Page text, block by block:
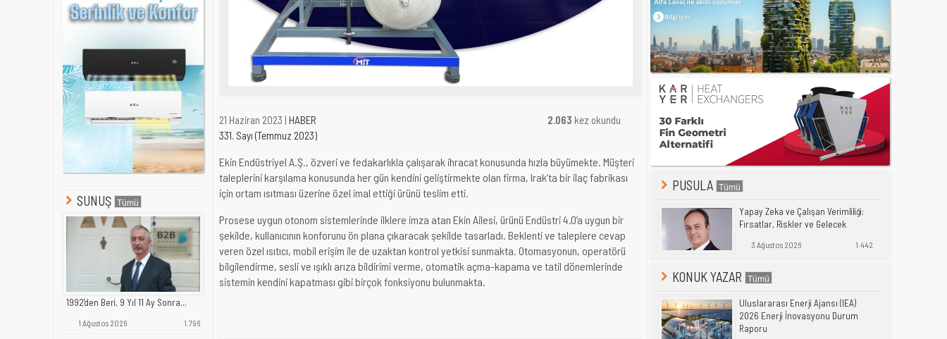
SUNUŞ
1992'den Beri, 9 Yıl 11 Ay Sonra...
1 Ağustos 2026 1.796
21 Haziran 2023 | HABER
331. Sayı (Temmuz 2023)
2.063 kez okundu
Ekin Endüstriyel A.Ş., özveri ve fedakarlıkla çalışarak ihracat konusunda hızla büyümekte. Müşteri
taleplerini karşılama konusunda her gün kendini geliştirmekte olan firma, Irak’ta bir ilaç fabrikası
için ortam ısıtması üzerine özel imal ettiği ürünü teslim etti.
Prosese uygun otonom sistemlerinde ilklere imza atan Ekin Ailesi, ürünü Endüstri 4.0’a uygun bir
şekilde, kullanıcının konforunu ön plana çıkaracak şekilde tasarladı. Beklenti ve taleplere cevap
veren özel ısıtıcı, mobil erişim ile de uzaktan kontrol yetkisi sunmakta. Otomasyonun, operatörü
bilgilendirme, sesli ve ışıklı arıza bildirimi verme, otomatik açma-kapama ve tatil dönemlerinde
sistemin kendini kapatması gibi birçok fonksiyonu bulunmakta.
PUSULA
Yapay Zeka ve Çalışan Verimliliği:
Fırsatlar, Riskler ve Gelecek
3 Ağustos 2026 1.442
KONUK YAZAR
Uluslararası Enerji Ajansı (IEA)
2026 Enerji İnovasyonu Durum
Raporu